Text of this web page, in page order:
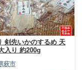
剣先いかのするめ 天
入り 約200g
萩市